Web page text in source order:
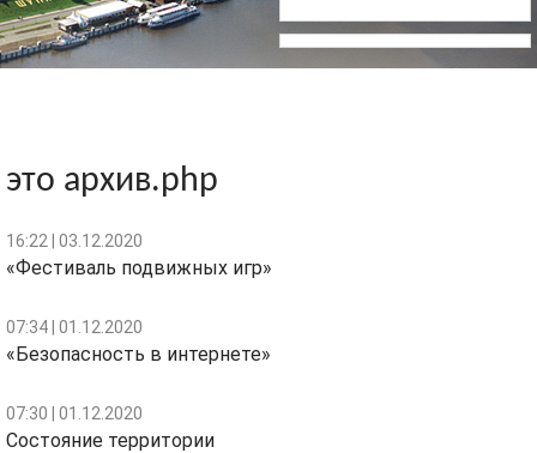
это архив.php
16:22 | 03.12.2020
«Фестиваль подвижных игр»
07:34 | 01.12.2020
«Безопасность в интернете»
07:30 | 01.12.2020
Состояние территории